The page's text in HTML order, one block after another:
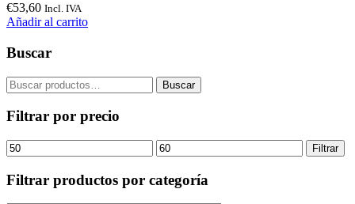
€53,60 Incl. IVA
Añadir al carrito
Buscar
Buscar
por:
Buscar
Filtrar por precio
Precio
mínimo
Precio
máximo
Filtrar
Filtrar productos por categoría